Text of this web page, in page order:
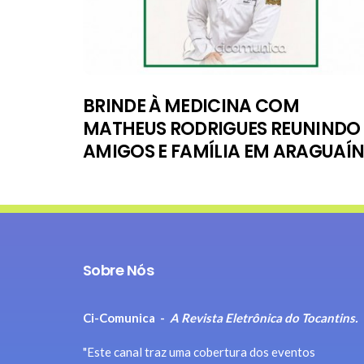
BRINDE À MEDICINA COM
MATHEUS RODRIGUES REUNINDO
AMIGOS E FAMÍLIA EM
Sobre Nós
Ci-Comunica - A Revista Eletrônica do Tocantins.
"Este canal traz uma cobertura dos eventos